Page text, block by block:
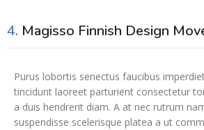
4. Magisso Finnish Design
Purus lobortis senectus faucibus
tincidunt laoreet parturient consectetur
a duis hendrerit diam. A at nec rutrum
suspendisse scelerisque platea a ut